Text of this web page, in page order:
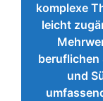
komplexe
leicht
beruflichen
und